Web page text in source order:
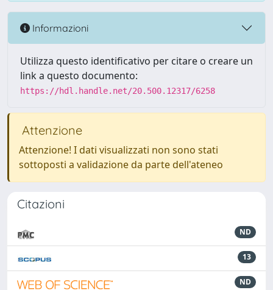
Informazioni
Utilizza questo identificativo per citare o creare un
link a questo documento:
https://hdl.handle.net/20.500.12317/6258
Attenzione
Attenzione! I dati visualizzati non sono stati
sottoposti a validazione da parte dell'ateneo
Citazioni
ND
13
ND